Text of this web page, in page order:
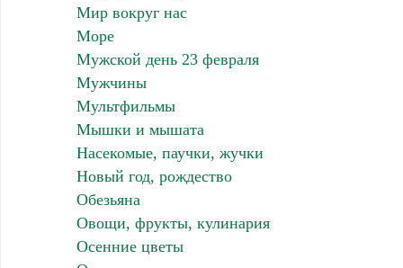
Мир вокруг нас
Море
Мужской день 23 февраля
Мужчины
Мультфильмы
Мышки и мышата
Насекомые, паучки, жучки
Новый год, рождество
Обезьяна
Овощи, фрукты, кулинария
Осенние цветы